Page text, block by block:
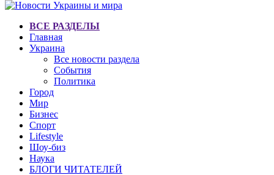
ВСЕ РАЗДЕЛЫ
Главная
Украина
Все новости раздела
События
Политика
Город
Мир
Бизнес
Спорт
Lifestyle
Шоу-биз
Наука
БЛОГИ ЧИТАТЕЛЕЙ